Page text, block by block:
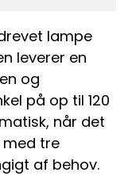
lampe
leverer en
og
på op til 120
når det
med tre
af behov.